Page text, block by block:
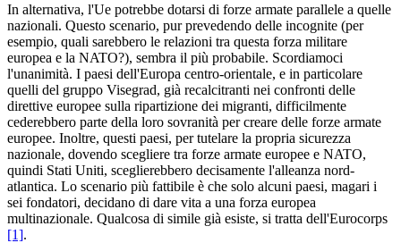
In alternativa, l'Ue potrebbe dotarsi di forze armate parallele a quelle
nazionali. Questo scenario, pur prevedendo delle incognite (per
esempio, quali sarebbero le relazioni tra questa forza militare
europea e la NATO?), sembra il più probabile. Scordiamoci
l'unanimità. I paesi dell'Europa centro-orientale, e in particolare
quelli del gruppo Visegrad, già recalcitranti nei confronti delle
direttive europee sulla ripartizione dei migranti, difficilmente
cederebbero parte della loro sovranità per creare delle forze armate
europee. Inoltre, questi paesi, per tutelare la propria sicurezza
nazionale, dovendo scegliere tra forze armate europee e NATO,
quindi Stati Uniti, sceglierebbero decisamente l'alleanza nord-
atlantica. Lo scenario più fattibile è che solo alcuni paesi, magari i
sei fondatori, decidano di dare vita a una forza europea
multinazionale. Qualcosa di simile già esiste, si tratta dell'Eurocorps
[1].